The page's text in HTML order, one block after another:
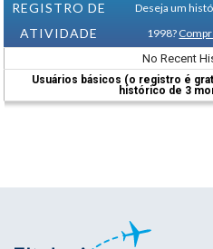
REGISTRO DE
ATIVIDADE
Deseja um
1998?
No Recent
Usuários básicos (o registro é
histórico de 3